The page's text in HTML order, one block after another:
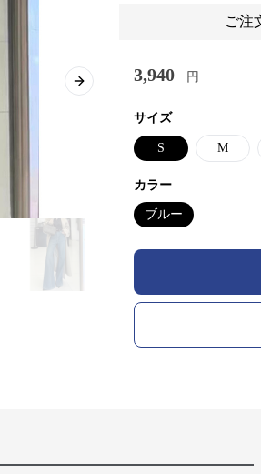
Next slide
ご注
3,940 円
サイズ
S M
カラー
ブルー